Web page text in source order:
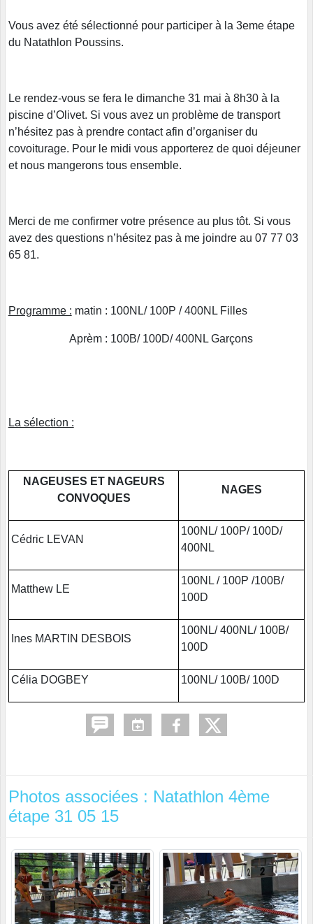
Vous avez été sélectionné pour participer à la 3eme étape
du Natathlon Poussins.
Le rendez-vous se fera le dimanche 31 mai à 8h30 à la
piscine d’Olivet. Si vous avez un problème de transport
n’hésitez pas à prendre contact afin d’organiser du
covoiturage. Pour le midi vous apporterez de quoi déjeuner
et nous mangerons tous ensemble.
Merci de me confirmer votre présence au plus tôt. Si vous
avez des questions n’hésitez pas à me joindre au 07 77 03
65 81.
Programme : matin : 100NL/ 100P / 400NL Filles
Aprèm : 100B/ 100D/ 400NL Garçons
La sélection :
NAGEUSES ET NAGEURS
CONVOQUES
NAGES
Cédric LEVAN
100NL/ 100P/ 100D/
400NL
Matthew LE
100NL / 100P /100B/
100D
Ines MARTIN DESBOIS
100NL/ 400NL/ 100B/
100D
Célia DOGBEY 100NL/ 100B/ 100D
Photos associées : Natathlon 4ème
étape 31 05 15